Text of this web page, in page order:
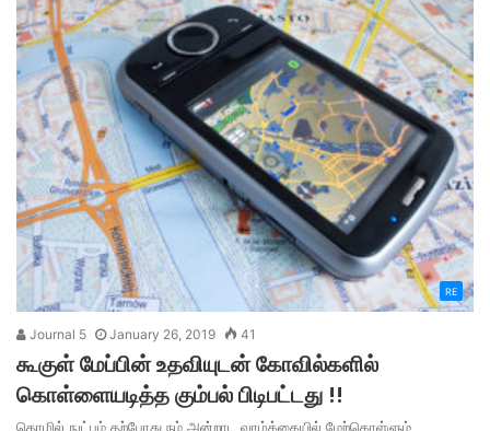
RE
Journal 5 January 26, 2019 41
கூகுள் மேப்பின் உதவியுடன் கோவில்களில்
கொள்ளையடித்த கும்பல் பிடிபட்டது !!
தொழில் நுட்பம் தற்போது நம் அன்றாட வாழ்க்கையில் மேற்கொள்ளும்